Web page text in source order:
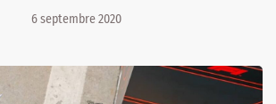
6 septembre 2020